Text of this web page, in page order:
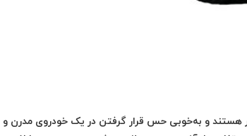
و به‌خوبی حس قرار گرفتن در یک خودروی مدرن و